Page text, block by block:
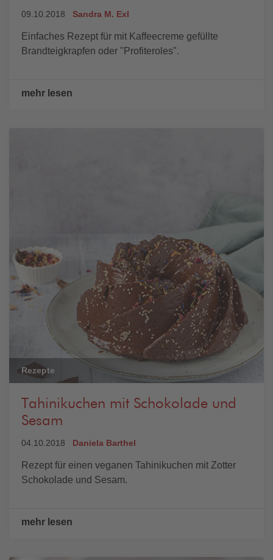
09.10.2018 Sandra M. Exl
Einfaches Rezept für mit Kaffeecreme gefüllte
Brandteigkrapfen oder "Profiteroles".
mehr lesen
Rezepte
Tahinikuchen mit Schokolade und
Sesam
04.10.2018 Daniela Barthel
Rezept für einen veganen Tahinikuchen mit Zotter
Schokolade und Sesam.
mehr lesen